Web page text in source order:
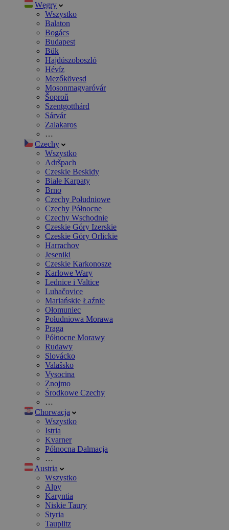
Węgry
Wszystko
Balaton
Bogács
Budapest
Bük
Hajdúszoboszló
Hévíz
Mezőkövesd
Mosonmagyaróvár
Šoproň
Szentgotthárd
Sárvár
Zalakaros
…
Czechy
Wszystko
Adršpach
Czeskie Beskidy
Białe Karpaty
Brno
Czechy Południowe
Czechy Północne
Czechy Wschodnie
Czeskie Góry Izerskie
Czeskie Góry Orlickie
Harrachov
Jeseniki
Czeskie Karkonosze
Karlowe Wary
Lednice i Valtice
Luhačovice
Mariańskie Łaźnie
Ołomuniec
Południowa Morawa
Praga
Północne Morawy
Rudawy
Slovácko
Valašsko
Vysocina
Znojmo
Środkowe Czechy
…
Chorwacja
Wszystko
Istria
Kvarner
Północna Dalmacja
…
Austria
Wszystko
Alpy
Karyntia
Niskie Taury
Styria
Tauplitz